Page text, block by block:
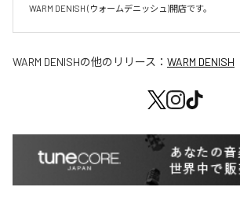
WARM DENISH (ウォームデニッシュ)開店です。
WARM DENISHの他のリリース： WARM DENISH